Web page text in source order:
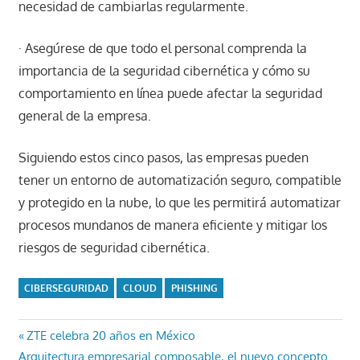
necesidad de cambiarlas regularmente.
· Asegúrese de que todo el personal comprenda la
importancia de la seguridad cibernética y cómo su
comportamiento en línea puede afectar la seguridad
general de la empresa.
Siguiendo estos cinco pasos, las empresas pueden
tener un entorno de automatización seguro, compatible
y protegido en la nube, lo que les permitirá automatizar
procesos mundanos de manera eficiente y mitigar los
riesgos de seguridad cibernética.
CIBERSEGURIDAD CLOUD PHISHING
Navegación
Entrada
anterior:
ZTE celebra 20 años en México
Entrada
Arquitectura empresarial composable, el nuevo concepto